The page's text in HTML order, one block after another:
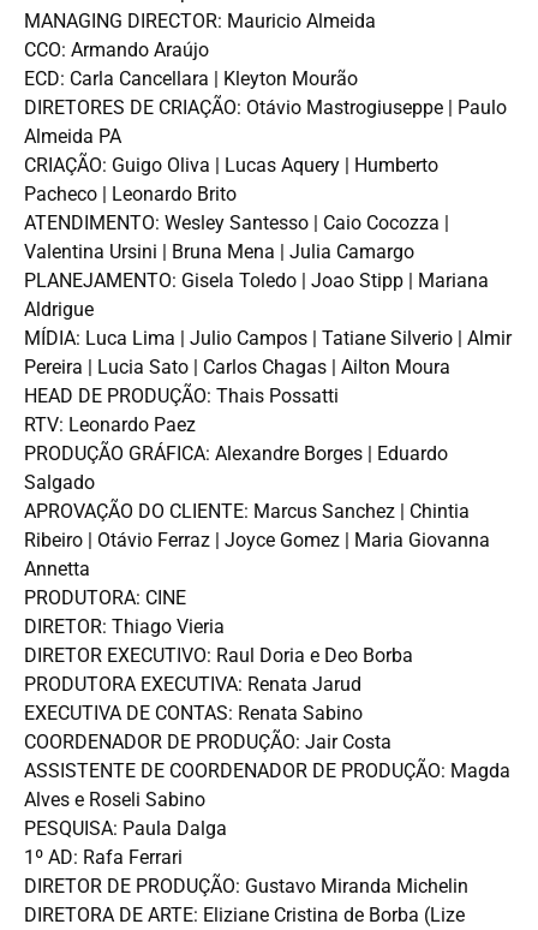
MANAGING DIRECTOR: Mauricio Almeida
CCO: Armando Araújo
ECD: Carla Cancellara | Kleyton Mourão
DIRETORES DE CRIAÇÃO: Otávio Mastrogiuseppe | Paulo
Almeida PA
CRIAÇÃO: Guigo Oliva | Lucas Aquery | Humberto
Pacheco | Leonardo Brito
ATENDIMENTO: Wesley Santesso | Caio Cocozza |
Valentina Ursini | Bruna Mena | Julia Camargo
PLANEJAMENTO: Gisela Toledo | Joao Stipp | Mariana
Aldrigue
MÍDIA: Luca Lima | Julio Campos | Tatiane Silverio | Almir
Pereira | Lucia Sato | Carlos Chagas | Ailton Moura
HEAD DE PRODUÇÃO: Thais Possatti
RTV: Leonardo Paez
PRODUÇÃO GRÁFICA: Alexandre Borges | Eduardo
Salgado
APROVAÇÃO DO CLIENTE: Marcus Sanchez | Chintia
Ribeiro | Otávio Ferraz | Joyce Gomez | Maria Giovanna
Annetta
PRODUTORA: CINE
DIRETOR: Thiago Vieria
DIRETOR EXECUTIVO: Raul Doria e Deo Borba
PRODUTORA EXECUTIVA: Renata Jarud
EXECUTIVA DE CONTAS: Renata Sabino
COORDENADOR DE PRODUÇÃO: Jair Costa
ASSISTENTE DE COORDENADOR DE PRODUÇÃO: Magda
Alves e Roseli Sabino
PESQUISA: Paula Dalga
1º AD: Rafa Ferrari
DIRETOR DE PRODUÇÃO: Gustavo Miranda Michelin
DIRETORA DE ARTE: Eliziane Cristina de Borba (Lize